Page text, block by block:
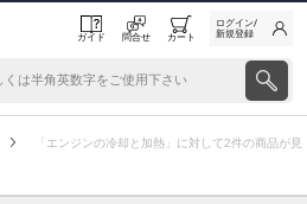
ガイド 問合せ カート
ログイン/
新規登録
「エンジンの冷却と加熱」に対して2件の商品が見